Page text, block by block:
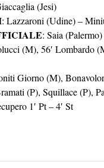
: Lazzaroni (Udine) –
: Saia (Palermo)
(M), 56′ Lombardo
Giorno (M),
(P), Squillace (P),
1′ Pt – 4′ St